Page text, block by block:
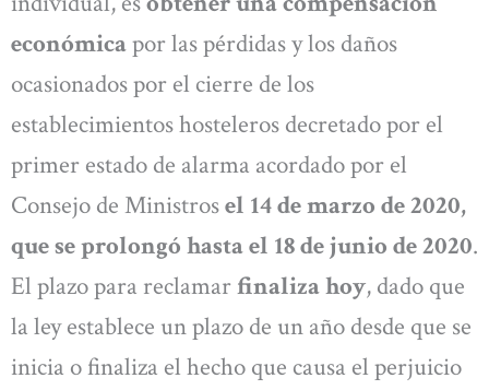
económicapor las pérdidas y los daños
ocasionados por el cierre de los
establecimientos hosteleros decretado por el
primer estado de alarma acordado por el
Consejo de Ministrosel 14 de marzo de 2020,
que se prolongó hasta el 18 de junio de 2020.
El plazo para reclamarfinaliza hoy, dado que
la ley establece un plazo de un año desde que se
inicia o finaliza el hecho que causa el perjuicio